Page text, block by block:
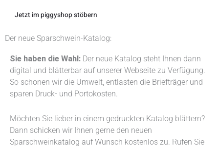
Jetzt im piggyshop stöbern
Der neue Sparschwein-Katalog:
Sie haben die Wahl: Der neue Katalog steht Ihnen dann
digital und blätterbar auf unserer Webseite zu Verfügung.
So schonen wir die Umwelt, entlasten die Briefträger und
sparen Druck- und Portokosten.
Möchten Sie lieber in einem gedruckten Katalog blättern?
Dann schicken wir Ihnen gerne den neuen
Sparschweinkatalog auf Wunsch kostenlos zu. Rufen Sie